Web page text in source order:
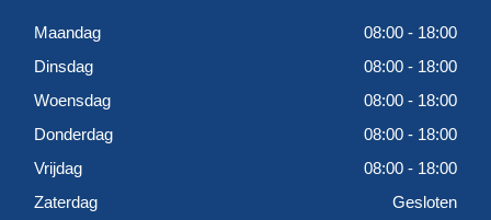
Maandag
08:00 - 18:00
Dinsdag
08:00 - 18:00
Woensdag
08:00 - 18:00
Donderdag
08:00 - 18:00
Vrijdag
08:00 - 18:00
Zaterdag
Gesloten